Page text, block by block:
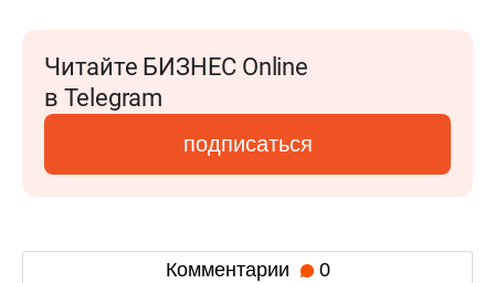
Читайте БИЗНЕС Online
в Telegram
подписаться
Комментарии 0